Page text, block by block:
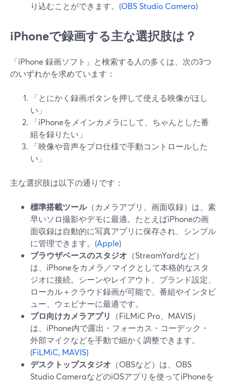
り込むことができます。(OBS Studio Camera)
iPhoneで録画する主な選択肢は？
「iPhone 録画ソフト」と検索する人の多くは、次の3つ
のいずれかを求めています：
「とにかく録画ボタンを押して使える映像がほし
い」
「iPhoneをメインカメラにして、ちゃんとした番
組を録りたい」
「映像や音声をプロ仕様で手動コントロールした
い」
主な選択肢は以下の通りです：
標準搭載ツール（カメラアプリ、画面収録）は、素
早いソロ撮影やデモに最適。たとえばiPhoneの画
面収録は自動的に写真アプリに保存され、シンプル
に管理できます。(Apple)
ブラウザベースのスタジオ （StreamYardなど）
は、iPhoneをカメラ／マイクとして本格的なスタ
ジオに接続。シーンやレイアウト、ブランド設定、
ローカル＋クラウド録画が可能で、番組やインタビ
ュー、ウェビナーに最適です。
プロ向けカメラアプリ
（FiLMiC Pro、MAVIS）
は、iPhone内で露出・フォーカス・コーデック・
外部マイクなどを手動で細かく調整できます。
(FiLMiC, MAVIS)
デスクトップスタジオ （OBSなど）は、OBS
Studio CameraなどのiOSアプリを使ってiPhoneを